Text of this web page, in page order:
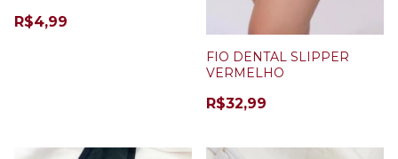
FOGUINHO
R$4,99
FIO DENTAL SLIPPER
VERMELHO
R$32,99